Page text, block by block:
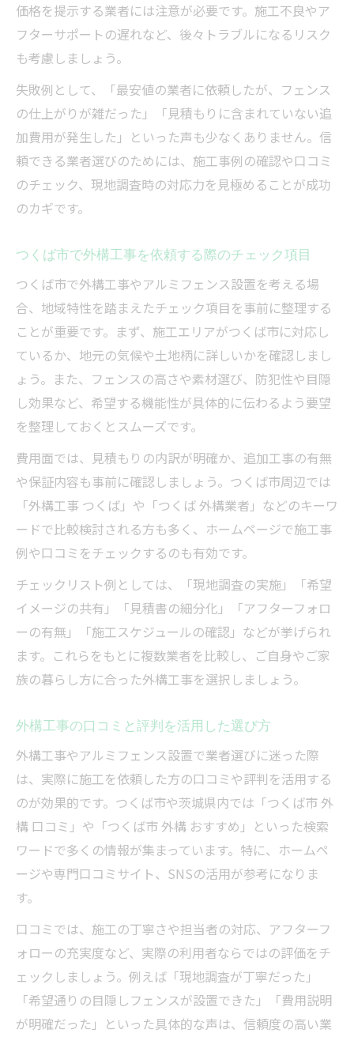
価格を提示する業者には注意が必要です。施工不良やア
フターサポートの遅れなど、後々トラブルになるリスク
も考慮しましょう。
失敗例として、「最安値の業者に依頼したが、フェンス
の仕上がりが雑だった」「見積もりに含まれていない追
加費用が発生した」といった声も少なくありません。信
頼できる業者選びのためには、施工事例の確認や口コミ
のチェック、現地調査時の対応力を見極めることが成功
のカギです。
つくば市で外構工事を依頼する際のチェック項目
つくば市で外構工事やアルミフェンス設置を考える場
合、地域特性を踏まえたチェック項目を事前に整理する
ことが重要です。まず、施工エリアがつくば市に対応し
ているか、地元の気候や土地柄に詳しいかを確認しまし
ょう。また、フェンスの高さや素材選び、防犯性や目隠
し効果など、希望する機能性が具体的に伝わるよう要望
を整理しておくとスムーズです。
費用面では、見積もりの内訳が明確か、追加工事の有無
や保証内容も事前に確認しましょう。つくば市周辺では
「外構工事 つくば」や「つくば 外構業者」などのキーワ
ードで比較検討される方も多く、ホームページで施工事
例や口コミをチェックするのも有効です。
チェックリスト例としては、「現地調査の実施」「希望
イメージの共有」「見積書の細分化」「アフターフォロ
ーの有無」「施工スケジュールの確認」などが挙げられ
ます。これらをもとに複数業者を比較し、ご自身やご家
族の暮らし方に合った外構工事を選択しましょう。
外構工事の口コミと評判を活用した選び方
外構工事やアルミフェンス設置で業者選びに迷った際
は、実際に施工を依頼した方の口コミや評判を活用する
のが効果的です。つくば市や茨城県内では「つくば市 外
構 口コミ」や「つくば市 外構 おすすめ」といった検索
ワードで多くの情報が集まっています。特に、ホームペ
ージや専門口コミサイト、SNSの活用が参考になりま
す。
口コミでは、施工の丁寧さや担当者の対応、アフターフ
ォローの充実度など、実際の利用者ならではの評価をチ
ェックしましょう。例えば「現地調査が丁寧だった」
「希望通りの目隠しフェンスが設置できた」「費用説明
が明確だった」といった具体的な声は、信頼度の高い業